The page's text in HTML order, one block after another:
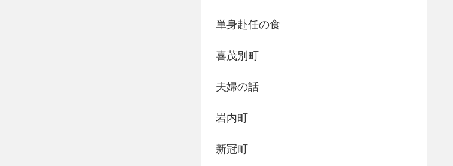
単身赴任の食
喜茂別町
夫婦の話
岩内町
新冠町